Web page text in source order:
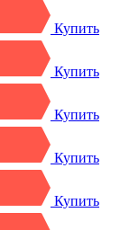
Купить
Купить
Купить
Купить
Купить